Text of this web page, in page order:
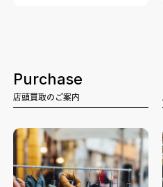
Purchase
店頭買取のご案内